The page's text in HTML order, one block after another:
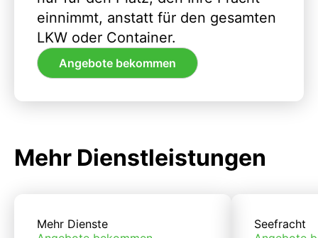
einnimmt, anstatt für den gesamten
LKW oder Container.
Angebote bekommen
Mehr Dienstleistungen
Mehr Dienste
Seefracht